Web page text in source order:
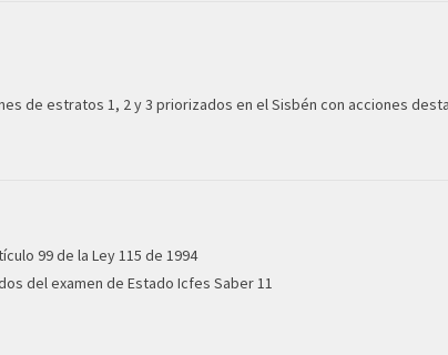
de estratos 1, 2 y 3 priorizados en el Sisbén con acciones
99 de la Ley 115 de 1994
del examen de Estado Icfes Saber 11